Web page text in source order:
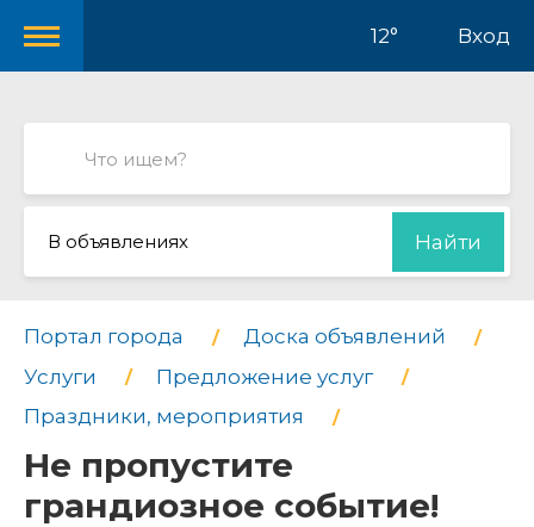
12° Вход
В объявлениях Найти
Портал города
Доска объявлений
Услуги
Предложение услуг
Праздники, мероприятия
Не пропустите
грандиозное событие!